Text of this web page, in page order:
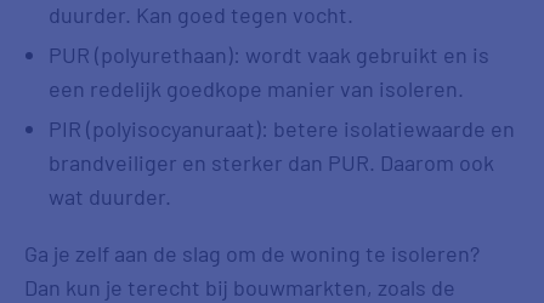
duurder. Kan goed tegen vocht.
PUR (polyurethaan): wordt vaak gebruikt en is
een redelijk goedkope manier van isoleren.
PIR (polyisocyanuraat): betere isolatiewaarde en
brandveiliger en sterker dan PUR. Daarom ook
wat duurder.
Ga je zelf aan de slag om de woning te isoleren?
Dan kun je terecht bij bouwmarkten, zoals de